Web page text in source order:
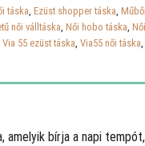
táska, Ezüst shopper táska,
női válltáska, Női hobo táska,
Via 55 ezüst táska, Via55 női táska,
amelyik bírja a napi